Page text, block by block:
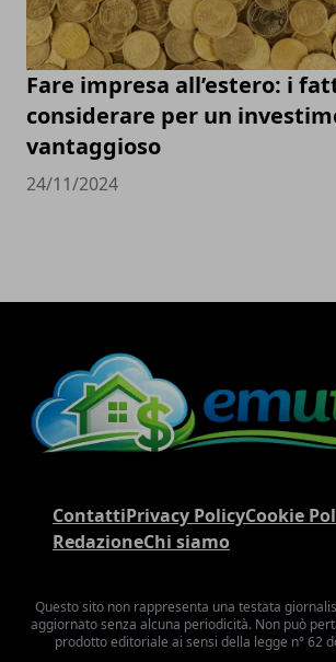
Fare impresa all’estero: i
considerare per un
vantaggioso
24/11/2024
ContattiPrivacy PolicyCookie
RedazioneChi siamo
Questo sito non rappresenta una testata
aggiornato senza alcuna periodicità. Non può
prodotto editoriale ai sensi della legge n° 62